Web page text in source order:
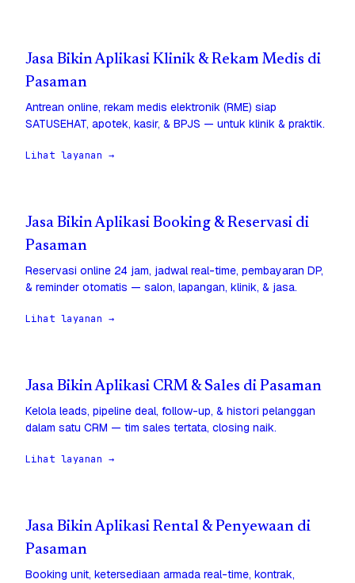
Jasa Bikin Aplikasi Klinik & Rekam Medis di
Pasaman
Antrean online, rekam medis elektronik (RME) siap
SATUSEHAT, apotek, kasir, & BPJS — untuk klinik & praktik.
Lihat layanan →
Jasa Bikin Aplikasi Booking & Reservasi di
Pasaman
Reservasi online 24 jam, jadwal real-time, pembayaran DP,
& reminder otomatis — salon, lapangan, klinik, & jasa.
Lihat layanan →
Jasa Bikin Aplikasi CRM & Sales di Pasaman
Kelola leads, pipeline deal, follow-up, & histori pelanggan
dalam satu CRM — tim sales tertata, closing naik.
Lihat layanan →
Jasa Bikin Aplikasi Rental & Penyewaan di
Pasaman
Booking unit, ketersediaan armada real-time, kontrak,